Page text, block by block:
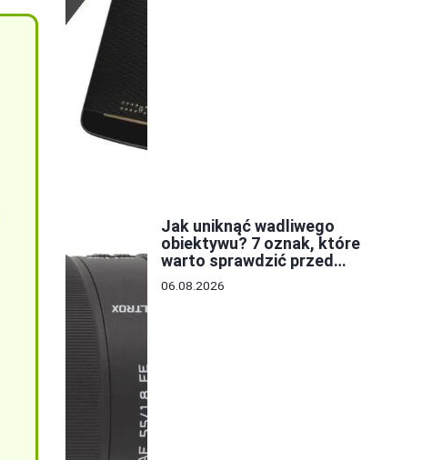
Jak uniknąć wadliwego
obiektywu? 7 oznak, które
warto sprawdzić przed
zakupem
06.08.2026